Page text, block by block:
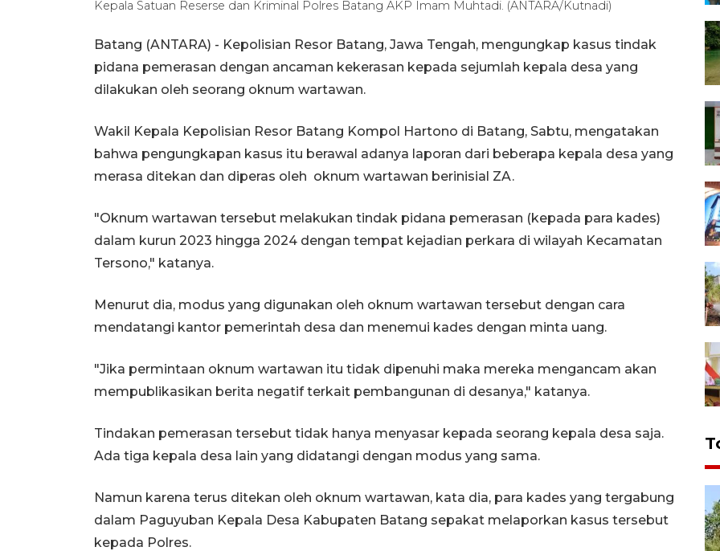
Kepala Satuan Reserse dan Kriminal Polres Batang AKP Imam Muhtadi. (ANTARA/Kutnadi)
Batang (ANTARA) - Kepolisian Resor Batang, Jawa Tengah, mengungkap kasus tindak
pidana pemerasan dengan ancaman kekerasan kepada sejumlah kepala desa yang
dilakukan oleh seorang oknum wartawan.
Wakil Kepala Kepolisian Resor Batang Kompol Hartono di Batang, Sabtu, mengatakan
bahwa pengungkapan kasus itu berawal adanya laporan dari beberapa kepala desa yang
merasa ditekan dan diperas oleh oknum wartawan berinisial ZA.
"Oknum wartawan tersebut melakukan tindak pidana pemerasan (kepada para kades)
dalam kurun 2023 hingga 2024 dengan tempat kejadian perkara di wilayah Kecamatan
Tersono," katanya.
Menurut dia, modus yang digunakan oleh oknum wartawan tersebut dengan cara
mendatangi kantor pemerintah desa dan menemui kades dengan minta uang.
"Jika permintaan oknum wartawan itu tidak dipenuhi maka mereka mengancam akan
mempublikasikan berita negatif terkait pembangunan di desanya," katanya.
Tindakan pemerasan tersebut tidak hanya menyasar kepada seorang kepala desa saja.
Ada tiga kepala desa lain yang didatangi dengan modus yang sama.
Namun karena terus ditekan oleh oknum wartawan, kata dia, para kades yang tergabung
dalam Paguyuban Kepala Desa Kabupaten Batang sepakat melaporkan kasus tersebut
kepada Polres.